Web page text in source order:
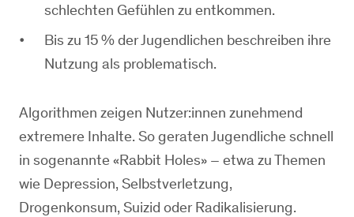
schlechten Gefühlen zu entkommen.
Bis zu 15 % der Jugendlichen beschreiben ihre
Nutzung als problematisch.
Algorithmen zeigen Nutzer:innen zunehmend
extremere Inhalte. So geraten Jugendliche schnell
in sogenannte «Rabbit Holes» – etwa zu Themen
wie Depression, Selbstverletzung,
Drogenkonsum, Suizid oder Radikalisierung.